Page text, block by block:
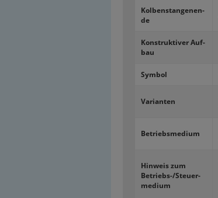
Kol­ben­stan­ge­nen­
de
Kon­struk­ti­ver Auf­
bau
Sym­bol
Va­ri­an­ten
Be­triebs­me­di­um
Hin­weis zum
Betriebs-​/Steu­er­
me­di­um